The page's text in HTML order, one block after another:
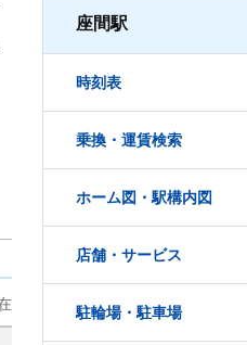
座間駅
時刻表
乗換・運賃検索
ホーム図・駅構内図
店舗・サービス
駐輪場・駐車場